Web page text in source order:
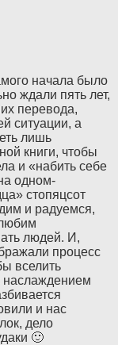
начала было
ждали пять лет,
перевода,
ситуации, а
лишь
книги, чтобы
и «набить себе
одном-
стопяцсот
и радуемся,
людей. И,
процесс
вселить
наслаждением
и нас
дело
🙂